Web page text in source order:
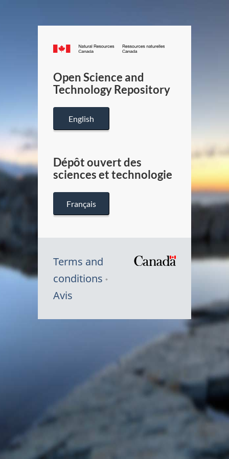
Canada.ca
/
Canada
Open Science and
Technology Repository
English
Dépôt ouvert des
sciences et technologie
Français
Terms and
conditions
Avis
du